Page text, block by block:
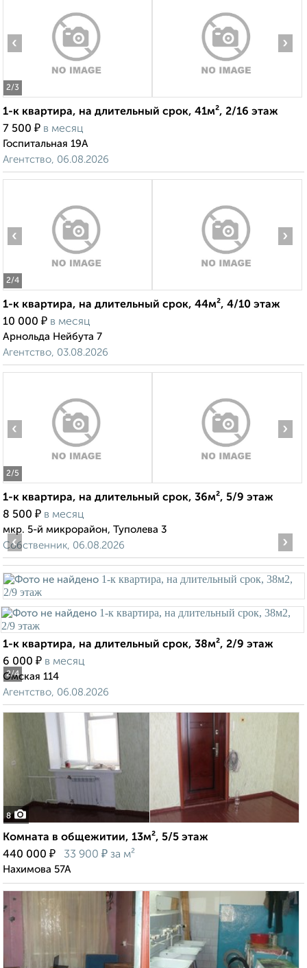
2/3
‹ ›
1-к квартира, на длительный срок, 41м², 2/16 этаж
7 500 ₽ в месяц
Госпитальная 19А
Агентство, 06.08.2026
2/4
‹ ›
1-к квартира, на длительный срок, 44м², 4/10 этаж
10 000 ₽ в месяц
Арнольда Нейбута 7
Агентство, 03.08.2026
2/5
‹ ›
1-к квартира, на длительный срок, 36м², 5/9 этаж
8 500 ₽ в месяц
мкр. 5-й микрорайон, Туполева 3
Собственник, 06.08.2026
2/4
‹ ›
1-к квартира, на длительный срок, 38м², 2/9 этаж
6 000 ₽ в месяц
Омская 114
Агентство, 06.08.2026
8
Комната в общежитии, 13м², 5/5 этаж
440 000 ₽ 33 900 ₽ за м²
Нахимова 57А